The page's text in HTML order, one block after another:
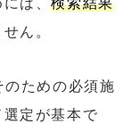
ん。
のための必須施
定が基本で